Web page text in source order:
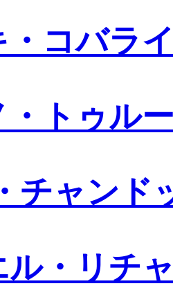
・コバラ
・トゥル
チャンド
ル・リチ